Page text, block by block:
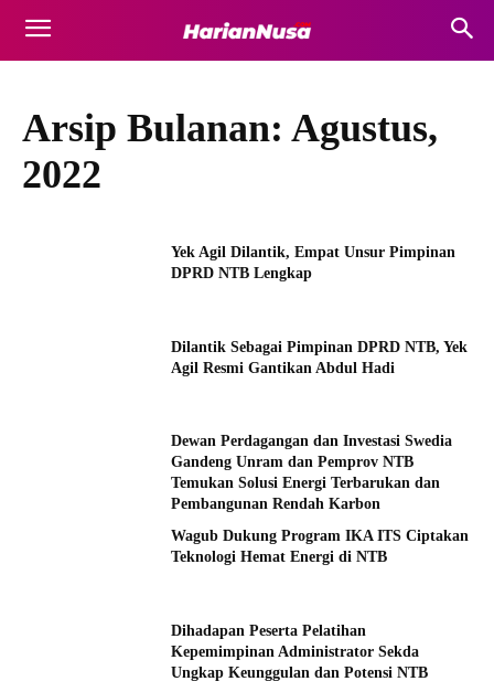
Arsip Bulanan: Agustus,
2022
Yek Agil Dilantik, Empat Unsur Pimpinan
DPRD NTB Lengkap
Dilantik Sebagai Pimpinan DPRD NTB, Yek
Agil Resmi Gantikan Abdul Hadi
Dewan Perdagangan dan Investasi Swedia
Gandeng Unram dan Pemprov NTB
Temukan Solusi Energi Terbarukan dan
Pembangunan Rendah Karbon
Wagub Dukung Program IKA ITS Ciptakan
Teknologi Hemat Energi di NTB
Dihadapan Peserta Pelatihan
Kepemimpinan Administrator Sekda
Ungkap Keunggulan dan Potensi NTB